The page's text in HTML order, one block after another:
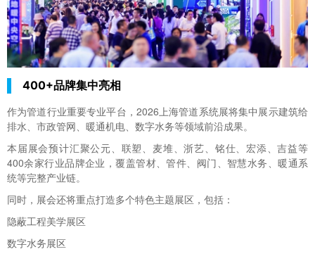
400+品牌集中亮相
作为管道行业重要专业平台，2026上海管道系统展将集中展示建筑给
排水、市政管网、暖通机电、数字水务等领域前沿成果。
本届展会预计汇聚公元、联塑、麦堆、浙艺、铭仕、宏添、吉益等
400余家行业品牌企业，覆盖管材、管件、阀门、智慧水务、暖通系
统等完整产业链。
同时，展会还将重点打造多个特色主题展区，包括：
隐蔽工程美学展区
数字水务展区